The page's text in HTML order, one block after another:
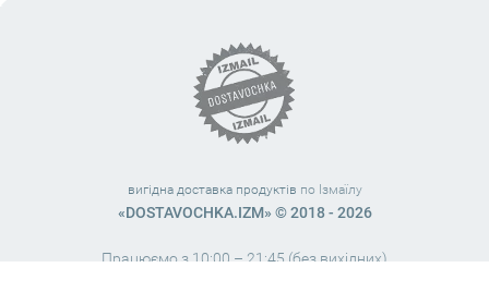
вигідна доставка продуктів по Ізмаїлу
«DOSTAVOCHKA.IZM» © 2018 - 2026
Працюємо з 10:00 – 21:45 (без вихідних)